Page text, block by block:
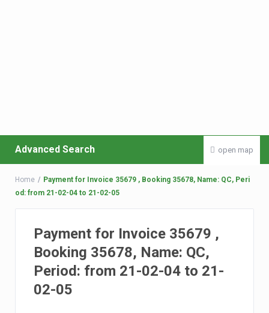
open map
Advanced Search
Home
Payment for Invoice 35679 , Booking 35678, Name: QC, Peri
od: from 21-02-04 to 21-02-05
Payment for Invoice 35679 ,
Booking 35678, Name: QC,
Period: from 21-02-04 to 21-
02-05